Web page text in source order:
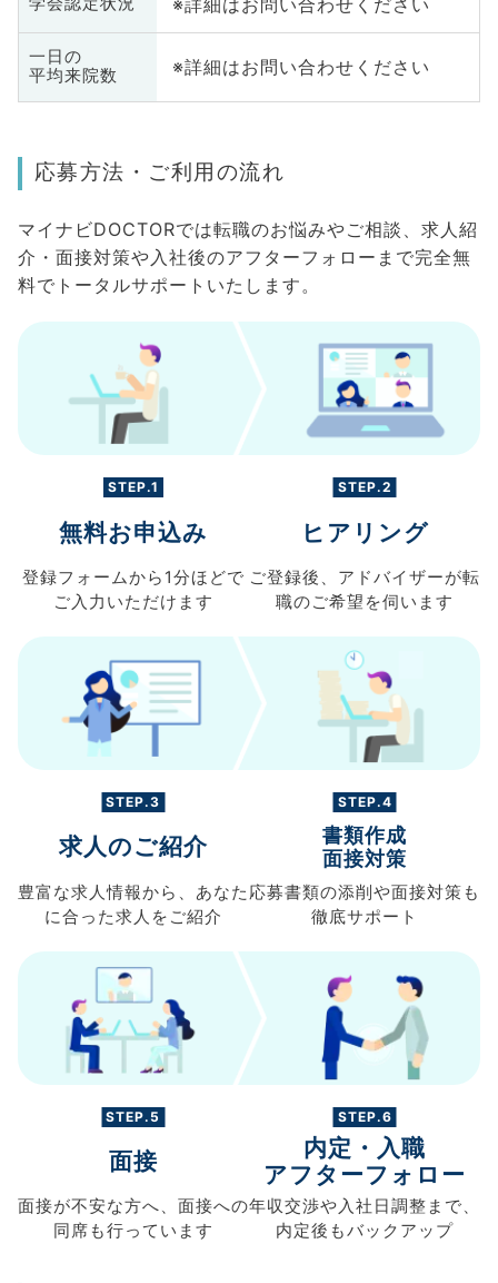
一日の
平均来院数
※詳細はお問い合わせください
応募方法・ご利用の流れ
マイナビDOCTORでは転職のお悩みやご相談、求人紹
介・面接対策や入社後のアフターフォローまで完全無
料でトータルサポートいたします。
STEP.1
無料お申込み
登録フォームから 1分ほどで
ご入力 いただけます
STEP.2
ヒアリング
ご登録後、 アドバイザーが転
職のご希望を伺います
STEP.3
求人のご紹介
豊富な求人情報から、 あなた
に合った求人を ご紹介
STEP.4
書類作成
面接対策
応募書類の添削や面接対策も
徹底サポート
STEP.5
面接
面接が不安な方へ、 面接への
同席も行っています
STEP.6
内定・入職
アフターフォロー
年収交渉や入社日調整まで、
内定後もバックアップ